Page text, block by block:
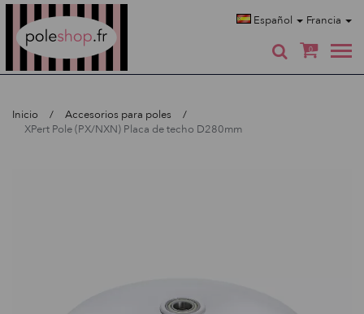
Español Francia
0
Inicio
Accesorios para poles
XPert Pole (PX/NXN) Placa de techo D280mm